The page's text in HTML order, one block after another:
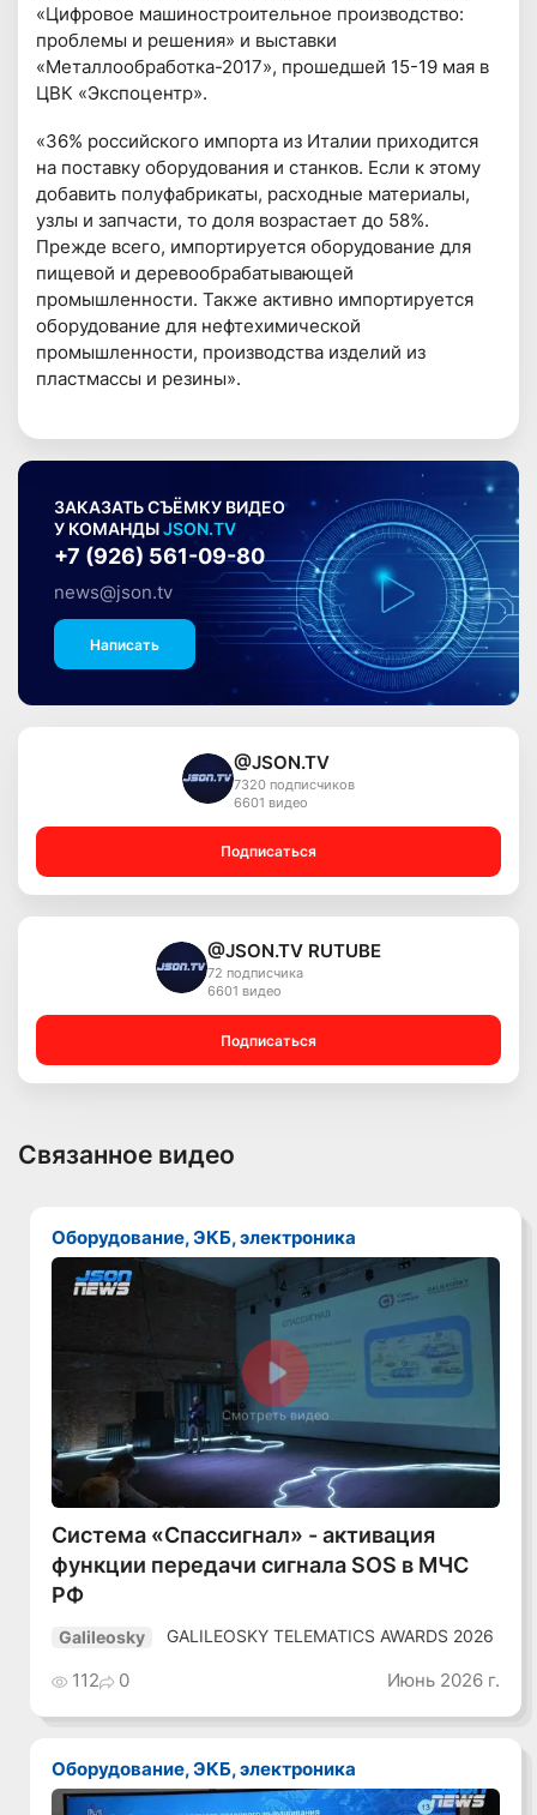
«Цифровое машиностроительное производство:
проблемы и решения» и выставки
«Металлообработка-2017», прошедшей 15-19 мая в
ЦВК «Экспоцентр».
«36% российского импорта из Италии приходится
на поставку оборудования и станков. Если к этому
добавить полуфабрикаты, расходные материалы,
узлы и запчасти, то доля возрастает до 58%.
Прежде всего, импортируется оборудование для
пищевой и деревообрабатывающей
промышленности. Также активно импортируется
оборудование для нефтехимической
промышленности, производства изделий из
пластмассы и резины».
ЗАКАЗАТЬ СЪЁМКУ ВИДЕО
У КОМАНДЫJSON.TV
+7 (926) 561-09-80
news@json.tv
Написать
@JSON.TV
7320 подписчиков
6601 видео
Подписаться
@JSON.TV RUTUBE
72 подписчика
6601 видео
Подписаться
Связанное видео
Оборудование, ЭКБ, электроника
Смотреть видео
Система «Спассигнал» - активация
функции передачи сигнала SOS в МЧС
РФ
Galileosky GALILEOSKY TELEMATICS AWARDS 2026
112 0 Июнь 2026 г.
Оборудование, ЭКБ, электроника